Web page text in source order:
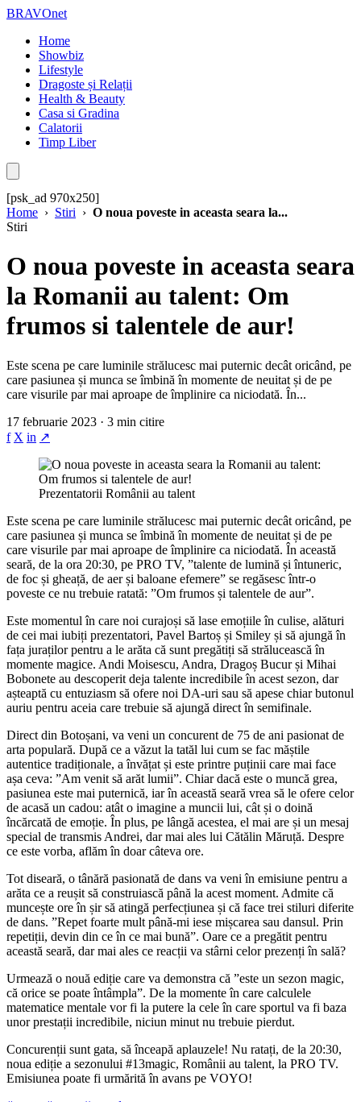
BRAVOnet
Home
Showbiz
Lifestyle
Dragoste și Relații
Health & Beauty
Casa si Gradina
Calatorii
Timp Liber
[psk_ad 970x250]
Home › Stiri › O noua poveste in aceasta seara la...
Stiri
O noua poveste in aceasta seara
la Romanii au talent: Om
frumos si talentele de aur!
Este scena pe care luminile strălucesc mai puternic decât oricând, pe
care pasiunea și munca se îmbină în momente de neuitat și de pe
care visurile par mai aproape de împlinire ca niciodată. În...
17 februarie 2023 · 3 min citire
f X in ↗
Prezentatorii Românii au talent
Este scena pe care luminile strălucesc mai puternic decât oricând, pe
care pasiunea și munca se îmbină în momente de neuitat și de pe
care visurile par mai aproape de împlinire ca niciodată. În această
seară, de la ora 20:30, pe PRO TV, ”talente de lumină și întuneric,
de foc și gheață, de aer și baloane efemere” se regăsesc într-o
poveste ce nu trebuie ratată: ”Om frumos și talentele de aur”.
Este momentul în care noi curajoși să lase emoțiile în culise, alături
de cei mai iubiți prezentatori, Pavel Bartoș și Smiley și să ajungă în
fața juraților pentru a le arăta că sunt pregătiți să strălucească în
momente magice. Andi Moisescu, Andra, Dragoș Bucur și Mihai
Bobonete au descoperit deja talente incredibile în acest sezon, dar
așteaptă cu entuziasm să ofere noi DA-uri sau să apese chiar butonul
auriu pentru aceia care trebuie să ajungă direct în semifinale.
Direct din Botoșani, va veni un concurent de 75 de ani pasionat de
arta populară. După ce a văzut la tatăl lui cum se fac măștile
autentice tradiționale, a învățat și este printre puținii care mai face
așa ceva: ”Am venit să arăt lumii”. Chiar dacă este o muncă grea,
pasiunea este mai puternică, iar în această seară vrea să le ofere celor
de acasă un cadou: atât o imagine a muncii lui, cât și o doină
încărcată de emoție. În plus, pe lângă acestea, el mai are și un mesaj
special de transmis Andrei, dar mai ales lui Cătălin Măruță. Despre
ce este vorba, aflăm în doar câteva ore.
Tot diseară, o tânără pasionată de dans va veni în emisiune pentru a
arăta ce a reușit să construiască până la acest moment. Admite că
muncește ore în șir să atingă perfecțiunea și că face trei stiluri diferite
de dans. ”Repet foarte mult până-mi iese mișcarea sau dansul. Prin
repetiții, devin din ce în ce mai bună”. Oare ce a pregătit pentru
această seară, dar mai ales ce reacții va stârni celor prezenți în sală?
Urmează o nouă ediție care va demonstra că ”este un sezon magic,
că orice se poate întâmpla”. De la momente în care calculele
matematice mentale vor fi la putere la cele în care sportul va fi baza
unor prestații incredibile, niciun minut nu trebuie pierdut.
Concurenții sunt gata, să înceapă aplauzele! Nu ratați, de la 20:30,
noua ediție a sezonului #13magic, Românii au talent, la PRO TV.
Emisiunea poate fi urmărită în avans pe VOYO!